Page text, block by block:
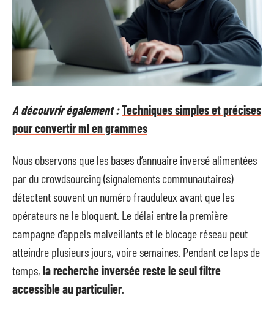
A découvrir également :Techniques simples et précises
pour convertir ml en grammes
Nous observons que les bases d’annuaire inversé alimentées
par du crowdsourcing (signalements communautaires)
détectent souvent un numéro frauduleux avant que les
opérateurs ne le bloquent. Le délai entre la première
campagne d’appels malveillants et le blocage réseau peut
atteindre plusieurs jours, voire semaines. Pendant ce laps de
temps, la recherche inversée reste le seul filtre
accessible au particulier.